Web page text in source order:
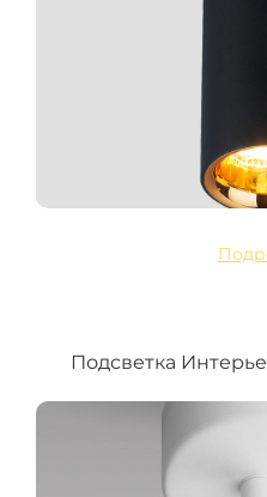
Подсветка